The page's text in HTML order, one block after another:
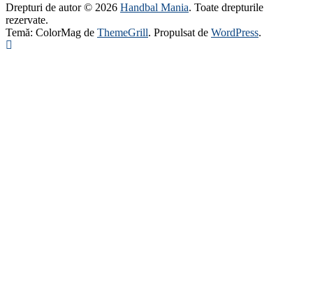
Drepturi de autor © 2026 Handbal Mania. Toate drepturile
rezervate.
Temă: ColorMag de ThemeGrill. Propulsat de WordPress.